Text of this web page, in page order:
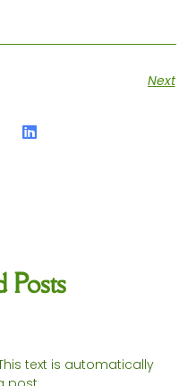
Next
Posts
text is automatically